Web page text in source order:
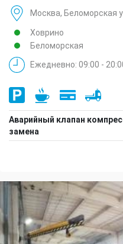
Москва, Беломорская
Ховрино
Беломорская
Ежедневно: 09:00 -
Аварийный клапан
замена